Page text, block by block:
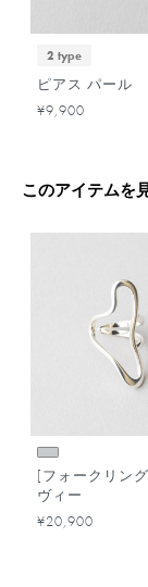
2 type
ピアス パール
¥9,900
このアイテムを
[フォークリン
ヴィー
¥20,900